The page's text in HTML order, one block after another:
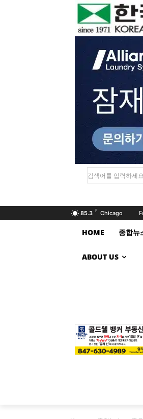
검색어를 입력하세
85.3 F Chicago
HOME 종합뉴
ABOUT US